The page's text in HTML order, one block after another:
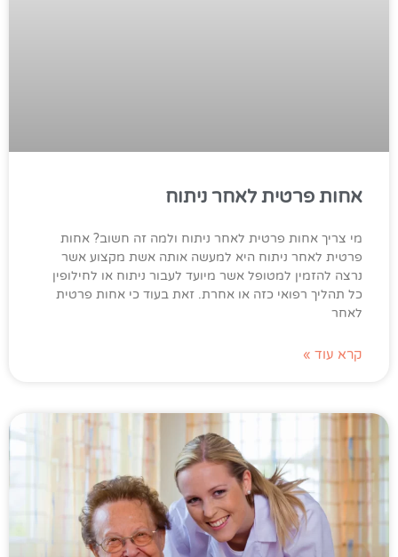
אחות פרטית לאחר ניתוח
מי צריך אחות פרטית לאחר ניתוח ולמה זה חשוב? אחות
פרטית לאחר ניתוח היא למעשה אותה אשת מקצוע אשר
נרצה להזמין למטופל אשר מיועד לעבור ניתוח או לחילופין
כל תהליך רפואי כזה או אחרת. זאת בעוד כי אחות פרטית
לאחר
קרא עוד »